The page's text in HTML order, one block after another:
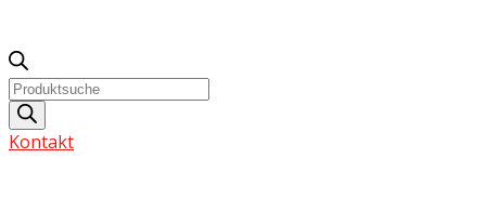
Products
search
Kontakt